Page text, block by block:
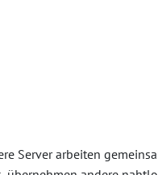
Server arbeiten